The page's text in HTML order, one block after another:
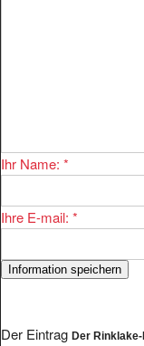
Ihr Name: *
Ihre E-mail: *
Der Eintrag Der